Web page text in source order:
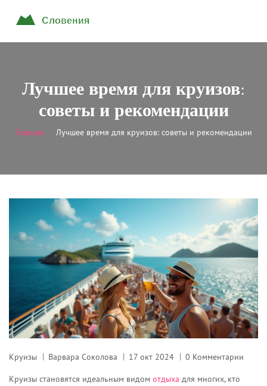
Лучшее время для круизов:
советы и рекомендации
Главная Лучшее время для круизов: советы и рекомендации
Круизы Варвара Соколова 17 окт 2024 0 Комментарии
Круизы становятся идеальным видом отдыха для многих, кто